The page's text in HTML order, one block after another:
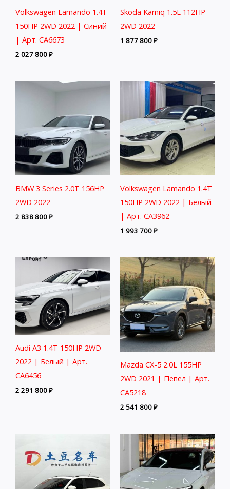
Volkswagen Lamando 1.4T
150HP 2WD 2022 | Синий
| Арт. CA6673
2 027 800₽
Skoda Kamiq 1.5L 112HP
2WD 2022
1 877 800₽
BMW 3 Series 2.0T 156HP
2WD 2022
2 838 800₽
Volkswagen Lamando 1.4T
150HP 2WD 2022 | Белый
| Арт. CA3962
1 993 700₽
Audi A3 1.4T 150HP 2WD
2022 | Белый | Арт.
CA6456
2 291 800₽
Mazda CX-5 2.0L 155HP
2WD 2021 | Пепел | Арт.
CA5218
2 541 800₽